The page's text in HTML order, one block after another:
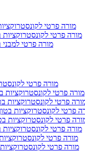
מורה פרטי
מורה פרטי לקונסטרוקציות בטון 2
מורה פרטי למבני בטון 1
מורה פרטי
מורה פרטי לקונסטרוקציות בטון 1
פרטי לקונסטרוקציות בטון 1
פרטי לקונסטרוקציות בטון 1 בבאר
פרטי לקונסטרוקציות בטון 1 בבני
מורה פרטי לקונסטרוקציות בטון 1
מורה פרטי לקונסטרוקציות בטון 1
מורה פרטי לקונסטרוקציות בטון